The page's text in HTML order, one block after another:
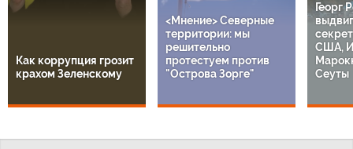
Как коррупция грозит
крахом Зеленскому
<Мнение> Северные
территории: мы
решительно
протестуем против
"Острова Зорге"
Георг
США,
Сеуты